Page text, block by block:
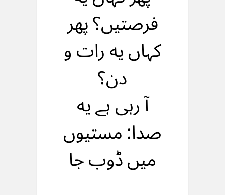
فرصتیں؟ پهر
کہاں یه رات و
دن؟
آ رہی ہے یه
صدا: مستیوں
میں ڈوب جا